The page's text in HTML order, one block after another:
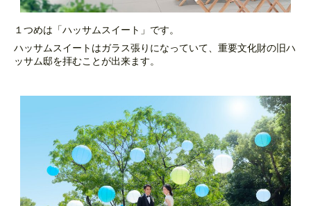
１つめは「ハッサムスイート」です。
ハッサムスイートはガラス張りになっていて、重要文化財の旧ハ
ッサム邸を拝むことが出来ます。